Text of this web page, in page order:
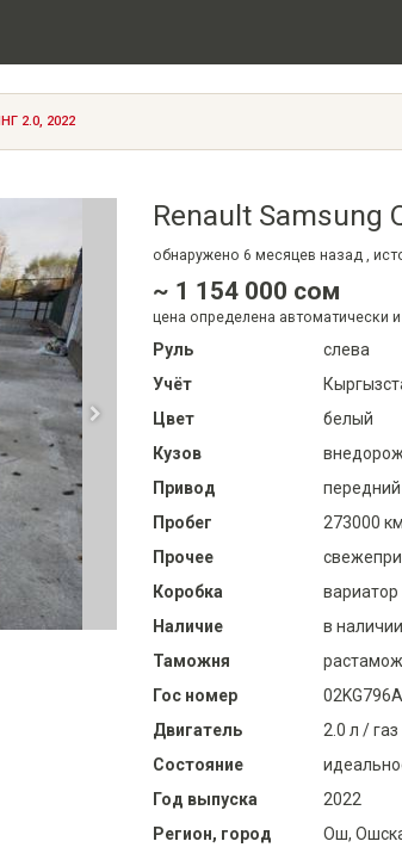
2.0, 2022
Renault Samsung
обнаружено 6 месяцев назад ,
~ 1 154 000 сом
цена определена автоматически
Руль
слева
Учёт
Цвет
белый
Кузов
Привод
передний
Пробег
273000 км
Прочее
Коробка
вариатор
Наличие
в наличии
Таможня
Гос номер
Двигатель
2.0 л / газ
Состояние
Год выпуска
2022
Регион, город
Ош,